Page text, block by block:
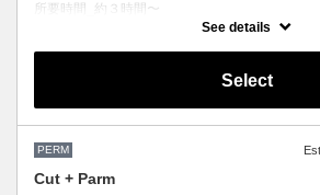
所要時間_約３時間〜
ハイライト、デザインカラー、ポイントカラーな
をお選びください。
●トリートメントは髪質に合わせてご提案させ
●ご希望の色やカラー履歴、デザインによっては
１度のブリーチでは表現できない場合もござい
●髪の長さにより別途ロング料金を頂戴いたし
See details
Select
PERM
Cut + Parm